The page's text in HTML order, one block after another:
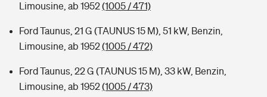
Limousine, ab 1952(1005 / 471)
Ford Taunus, 21 G (TAUNUS 15 M), 51 kW, Benzin,
Limousine, ab 1952(1005 / 472)
Ford Taunus, 22 G (TAUNUS 15 M), 33 kW, Benzin,
Limousine, ab 1952(1005 / 473)